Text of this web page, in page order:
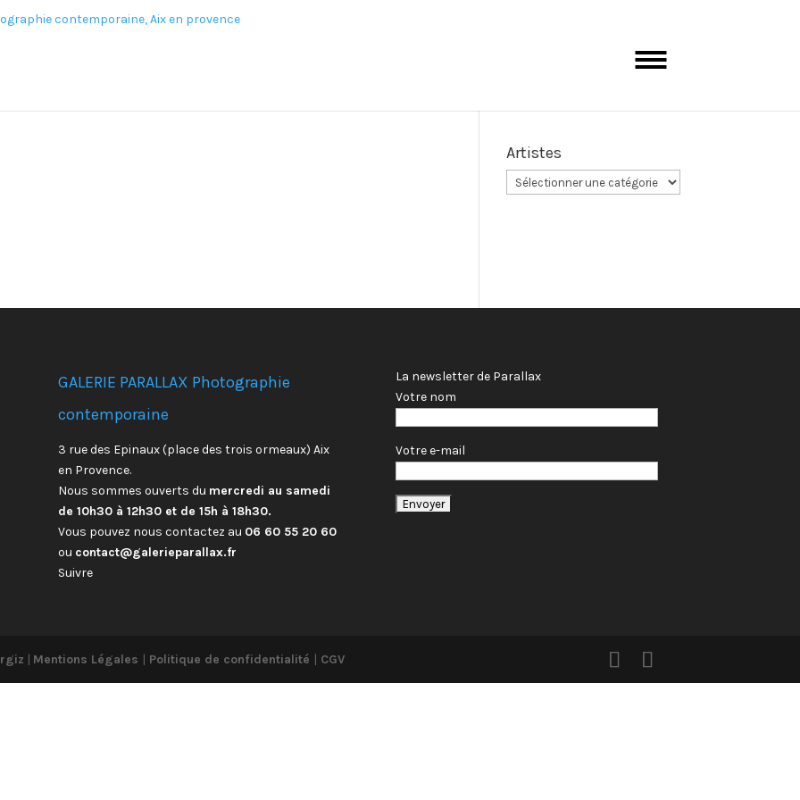
Artistes
GALERIE PARALLAX Photographie
contemporaine
3 rue des Epinaux (place des trois ormeaux) Aix
en Provence.
Nous sommes ouverts du mercredi au samedi
de 10h30 à 12h30 et de 15h à 18h30.
Vous pouvez nous contactez au 06 60 55 20 60
ou contact@galerieparallax.fr
Suivre
La newsletter de Parallax
Votre nom
Votre e-mail
| Mentions Légales | Politique de confidentialité | CGV